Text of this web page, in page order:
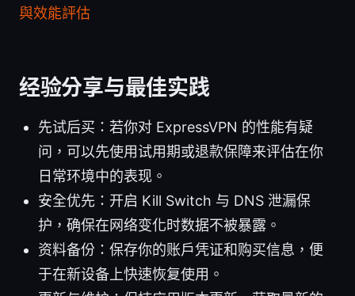
與效能評估
经验分享与最佳实践
先试后买：若你对 ExpressVPN 的性能有疑
问，可以先使用试用期或退款保障来评估在你
日常环境中的表现。
安全优先：开启 Kill Switch 与 DNS 泄漏保
护，确保在网络变化时数据不被暴露。
资料备份：保存你的账户凭证和购买信息，便
于在新设备上快速恢复使用。